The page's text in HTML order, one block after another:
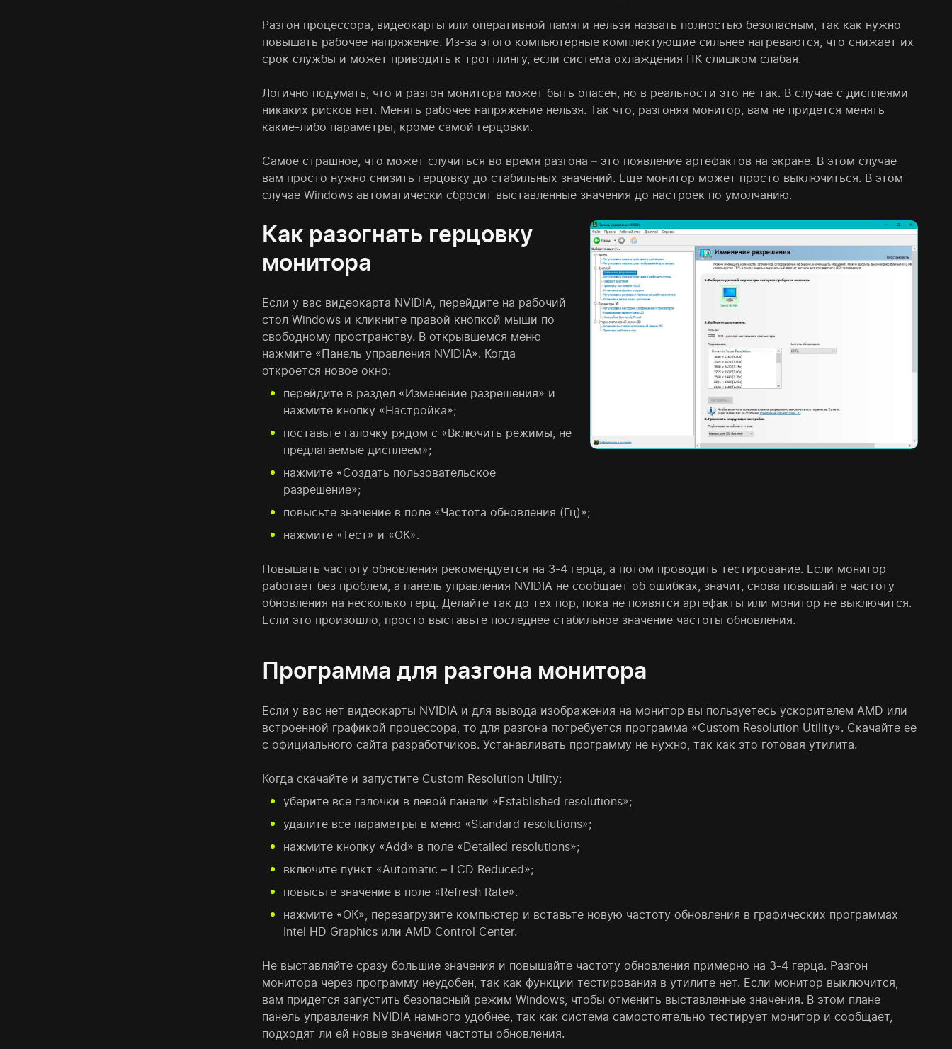
Разгон процессора, видеокарты или оперативной памяти нельзя назвать полностью безопасным, так как нужно
повышать рабочее напряжение. Из-за этого компьютерные комплектующие сильнее нагреваются, что снижает их
срок службы и может приводить к троттлингу, если система охлаждения ПК слишком слабая.
Логично подумать, что и разгон монитора может быть опасен, но в реальности это не так. В случае с дисплеями
никаких рисков нет. Менять рабочее напряжение нельзя. Так что, разгоняя монитор, вам не придется менять
какие-либо параметры, кроме самой герцовки.
Самое страшное, что может случиться во время разгона – это появление артефактов на экране. В этом случае
вам просто нужно снизить герцовку до стабильных значений. Еще монитор может просто выключиться. В этом
случае Windows автоматически сбросит выставленные значения до настроек по умолчанию.
Как разогнать герцовку
монитора
Если у вас видеокарта NVIDIA, перейдите на рабочий
стол Windows и кликните правой кнопкой мыши по
свободному пространству. В открывшемся меню
нажмите «Панель управления NVIDIA». Когда
откроется новое окно:
перейдите в раздел «Изменение разрешения» и
нажмите кнопку «Настройка»;
поставьте галочку рядом с «Включить режимы, не
предлагаемые дисплеем»;
нажмите «Создать пользовательское
разрешение»;
повысьте значение в поле «Частота обновления (Гц)»;
нажмите «Тест» и «ОК».
Повышать частоту обновления рекомендуется на 3-4 герца, а потом проводить тестирование. Если монитор
работает без проблем, а панель управления NVIDIA не сообщает об ошибках, значит, снова повышайте частоту
обновления на несколько герц. Делайте так до тех пор, пока не появятся артефакты или монитор не выключится.
Если это произошло, просто выставьте последнее стабильное значение частоты обновления.
Программа для разгона монитора
Если у вас нет видеокарты NVIDIA и для вывода изображения на монитор вы пользуетесь ускорителем AMD или
встроенной графикой процессора, то для разгона потребуется программа «Custom Resolution Utility». Скачайте ее
с официального сайта разработчиков. Устанавливать программу не нужно, так как это готовая утилита.
Когда скачайте и запустите Custom Resolution Utility:
уберите все галочки в левой панели «Established resolutions»;
удалите все параметры в меню «Standard resolutions»;
нажмите кнопку «Add» в поле «Detailed resolutions»;
включите пункт «Automatic – LCD Reduced»;
повысьте значение в поле «Refresh Rate».
нажмите «ОК», перезагрузите компьютер и вставьте новую частоту обновления в графических программах
Intel HD Graphics или AMD Control Center.
Не выставляйте сразу большие значения и повышайте частоту обновления примерно на 3-4 герца. Разгон
монитора через программу неудобен, так как функции тестирования в утилите нет. Если монитор выключится,
вам придется запустить безопасный режим Windows, чтобы отменить выставленные значения. В этом плане
панель управления NVIDIA намного удобнее, так как система самостоятельно тестирует монитор и сообщает,
подходят ли ей новые значения частоты обновления.